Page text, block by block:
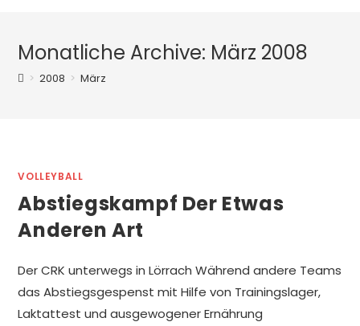
Monatliche Archive: März 2008
> 2008 > März
VOLLEYBALL
Abstiegskampf Der Etwas
Anderen Art
Der CRK unterwegs in Lörrach Während andere Teams
das Abstiegsgespenst mit Hilfe von Trainingslager,
Laktattest und ausgewogener Ernährung